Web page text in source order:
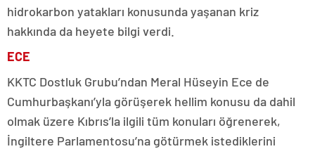
hidrokarbon yatakları konusunda yaşanan kriz
hakkında da heyete bilgi verdi.
ECE
KKTC Dostluk Grubu’ndan Meral Hüseyin Ece de
Cumhurbaşkanı’yla görüşerek hellim konusu da dahil
olmak üzere Kıbrıs’la ilgili tüm konuları öğrenerek,
İngiltere Parlamentosu’na götürmek istediklerini